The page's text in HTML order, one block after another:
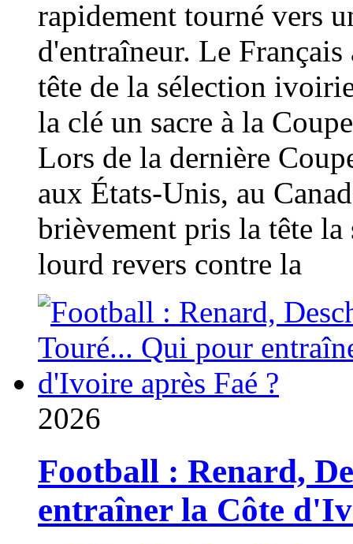
rapidement tourné vers
d'entraîneur. Le
tête de la sélection
la clé un sacre à la
Lors de la dernière
aux États-Unis, au
brièvement pris la tête
lourd revers contre la
2026
Football : Renard,
entraîner la Côte